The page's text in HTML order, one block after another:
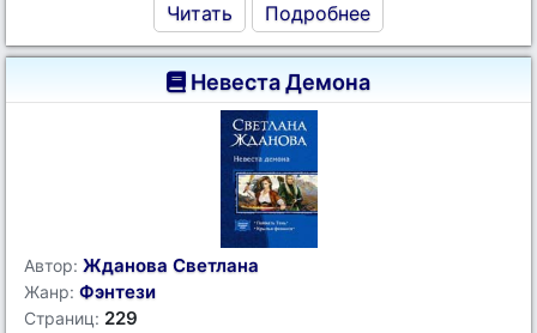
Читать Подробнее
Невеста Демона
Автор: Жданова Светлана
Жанр: Фэнтези
Страниц: 229